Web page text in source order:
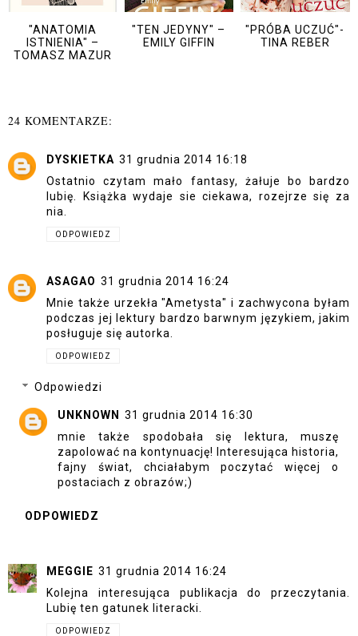
"ANATOMIA
ISTNIENIA" –
TOMASZ MAZUR
"TEN JEDYNY" –
EMILY GIFFIN
"PRÓBA UCZUĆ"-
TINA REBER
24 KOMENTARZE:
DYSKIETKA 31 grudnia 2014 16:18
Ostatnio czytam mało fantasy, żałuje bo bardzo
lubię. Książka wydaje sie ciekawa, rozejrze się za
nia.
ODPOWIEDZ
ASAGAO 31 grudnia 2014 16:24
Mnie także urzekła "Ametysta" i zachwycona byłam
podczas jej lektury bardzo barwnym językiem, jakim
posługuje się autorka.
ODPOWIEDZ
Odpowiedzi
UNKNOWN
31 grudnia 2014 16:30
mnie także spodobała się lektura, muszę
zapolować na kontynuację! Interesująca historia,
fajny świat, chciałabym poczytać więcej o
postaciach z obrazów;)
ODPOWIEDZ
MEGGIE 31 grudnia 2014 16:24
Kolejna interesująca publikacja do przeczytania.
Lubię ten gatunek literacki.
ODPOWIEDZ